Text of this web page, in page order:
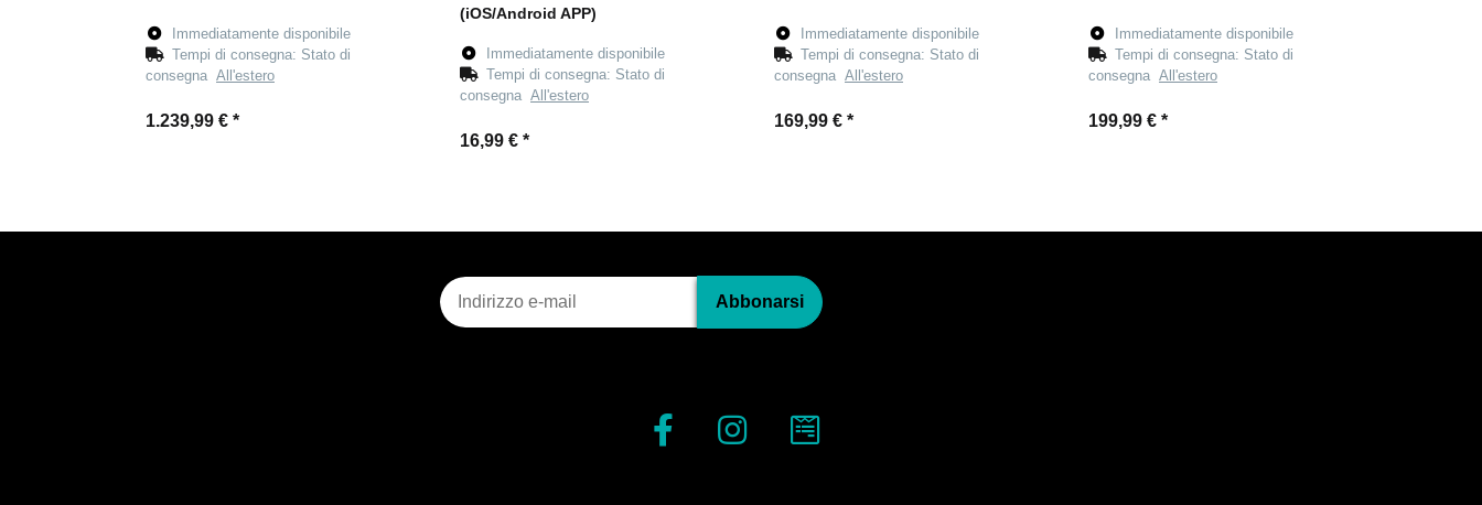
Immediatamente disponibile
Tempi di consegna: Stato di
consegna All'estero
1.239,99 € *
(iOS/Android APP)
Immediatamente disponibile
Tempi di consegna: Stato di
consegna All'estero
16,99 € *
Immediatamente disponibile
Tempi di consegna: Stato di
consegna All'estero
169,99 € *
Immediatamente disponibile
Tempi di consegna: Stato di
consegna All'estero
199,99 € *
Iscrizione alla newsletter
Abbonarsi